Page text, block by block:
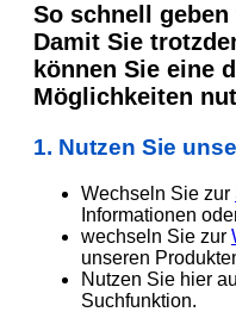
So schnell
Damit Sie
können Sie eine
Möglichkeiten
1. Nutzen Sie
Wechseln Sie zur
Informationen
wechseln Sie zur
unseren
Nutzen Sie hier
Suchfunktion.